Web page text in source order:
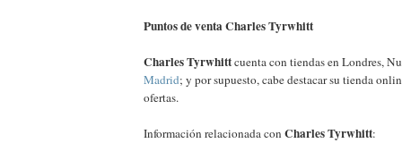
Puntos de venta Charles Tyrwhitt
Charles Tyrwhittcuenta con tiendas en Londres,
Madrid; y por supuesto, cabe destacar su tienda
ofertas.
Información relacionada con Charles Tyrwhitt: